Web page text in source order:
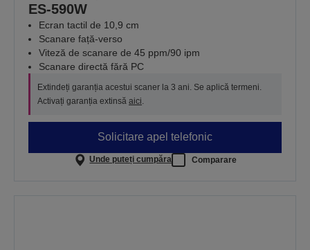
ES-590W
Ecran tactil de 10,9 cm
Scanare față-verso
Viteză de scanare de 45 ppm/90 ipm
Scanare directă fără PC
Extindeți garanția acestui scaner la 3 ani. Se aplică termeni.
Activați garanția extinsă aici.
Solicitare apel telefonic
Unde puteți cumpăra Comparare